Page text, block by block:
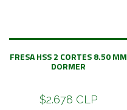
FRESA HSS 2 CORTES 8.50 MM
DORMER
$2.678 CLP